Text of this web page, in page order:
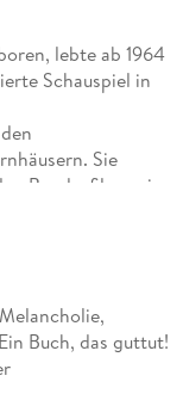
lebte ab 1964
Schauspiel in
Sie
Bundesfilmpreis,
Bestseller »Titos
Alter«, 2018
allein als in
in Berlin.
Buch, das guttut!